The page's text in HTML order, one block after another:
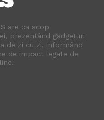
are ca scop
prezentând gadgeturi
de zi cu zi, informând
de impact legate de